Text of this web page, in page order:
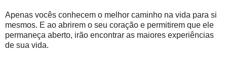
Apenas vocês conhecem o melhor caminho na vida para si
mesmos. E ao abrirem o seu coração e permitirem que ele
permaneça aberto, irão encontrar as maiores experiências
de sua vida.